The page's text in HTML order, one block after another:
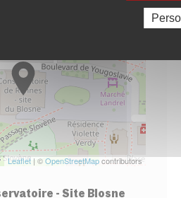
Leaflet| ©OpenStreetMapcontributors
- Site Blosne